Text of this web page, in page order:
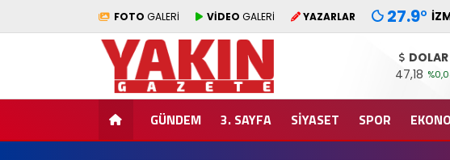
FOTO GALERİ VİDEO GALERİ YAZARLAR 27.9°
DOLAR
47,18
GÜNDEM 3. SAYFA SİYASET SPOR